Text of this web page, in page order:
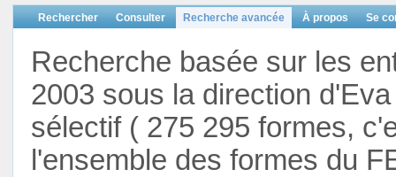
Rechercher Consulter Recherche avancée À propos Se
Recherche basée sur les
2003 sous la direction
sélectif ( 275 295 formes,
l'ensemble des formes du